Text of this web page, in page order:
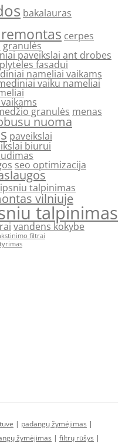
bakalauras
cerpes
granulės
paveikslai ant drobes
fasadui
nameliai vaikams
vaiku nameliai
granulės menas
nuoma
paveikslai
biurui
seo optimizacija
talpinimas
vilniuje
talpinimas
vandens kokybe
filtrai
| padangų žymėjimas |
žymėjimas | filtrų rūšys |